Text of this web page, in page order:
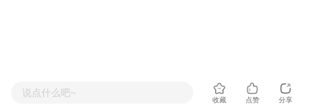
说点什么吧~
收藏 点赞 分享